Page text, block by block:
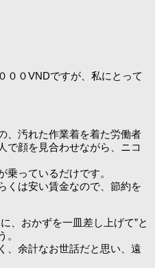
００VNDですが、私にとって
、汚れた作業着を着た労働者
で顔を見合わせながら、ニコ
乗っているだけです。
くは安い賃金なので、節約を
、おかずを一皿差し上げて”と
。
、余計なお世話だと思い、遠